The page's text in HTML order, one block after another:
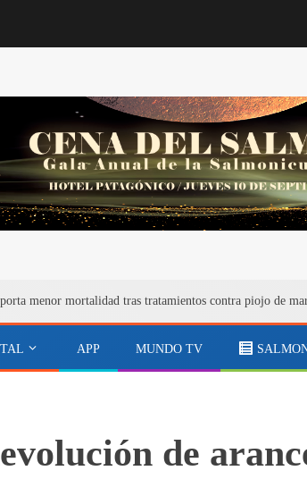
menor mortalidad tras tratamientos contra piojo de
APP MUNDO TV
de